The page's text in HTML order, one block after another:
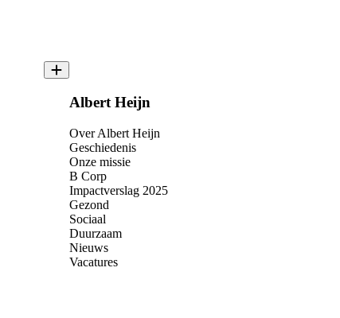
Albert Heijn
Over Albert Heijn
Geschiedenis
Onze missie
B Corp
Impactverslag 2025
Gezond
Sociaal
Duurzaam
Nieuws
Vacatures